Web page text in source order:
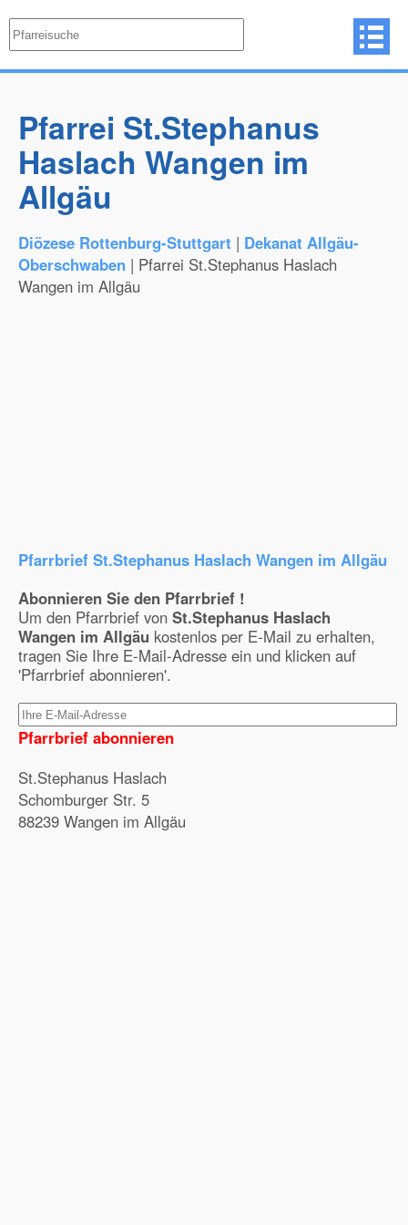
Pfarrei St.Stephanus
Haslach Wangen im
Allgäu
Diözese Rottenburg-Stuttgart | Dekanat Allgäu-
Oberschwaben | Pfarrei St.Stephanus Haslach
Wangen im Allgäu
Pfarrbrief St.Stephanus Haslach Wangen im Allgäu
Abonnieren Sie den Pfarrbrief !
Um den Pfarrbrief von St.Stephanus Haslach
Wangen im Allgäu kostenlos per E-Mail zu erhalten,
tragen Sie Ihre E-Mail-Adresse ein und klicken auf
'Pfarrbrief abonnieren'.
Pfarrbrief abonnieren
St.Stephanus Haslach
Schomburger Str. 5
88239 Wangen im Allgäu